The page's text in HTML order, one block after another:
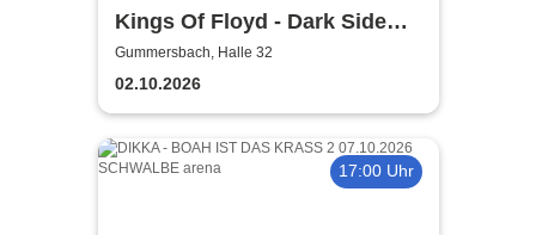
Kings Of Floyd - Dark Side
Tour
Gummersbach, Halle 32
02.10.2026
17:00 Uhr